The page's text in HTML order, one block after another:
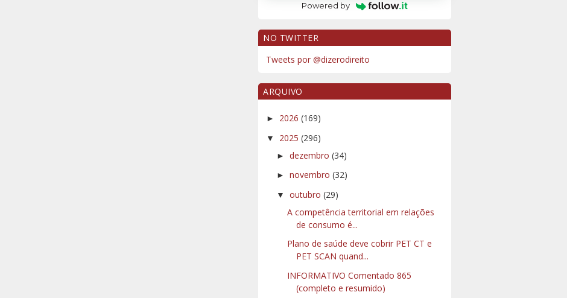
Powered by
NO TWITTER
Tweets por @dizerodireito
ARQUIVO
► 2026 (169)
▼ 2025 (296)
► dezembro (34)
► novembro (32)
▼ outubro (29)
A competência territorial em relações
de consumo é...
Plano de saúde deve cobrir PET CT e
PET SCAN quand...
INFORMATIVO Comentado 865
(completo e resumido)